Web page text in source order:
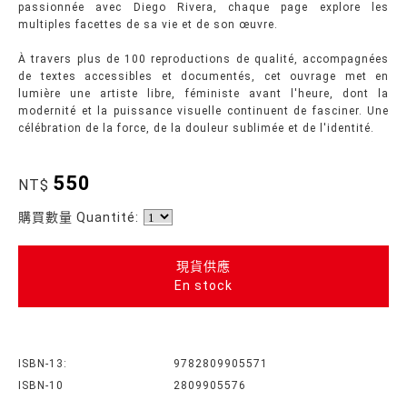
passionnée avec Diego Rivera, chaque page explore les
multiples facettes de sa vie et de son œuvre.
À travers plus de 100 reproductions de qualité, accompagnées
de textes accessibles et documentés, cet ouvrage met en
lumière une artiste libre, féministe avant l'heure, dont la
modernité et la puissance visuelle continuent de fasciner. Une
célébration de la force, de la douleur sublimée et de l'identité.
NT$ 550
購買數量 Quantité:
現貨供應
En stock
ISBN-13:
9782809905571
ISBN-10
2809905576